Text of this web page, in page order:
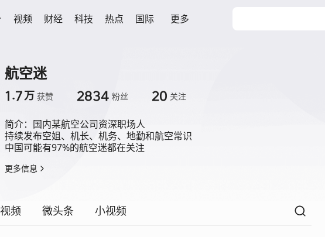
视频 财经 科技 热点 国际 更多
航空迷
1.7万 获赞 2834 粉丝 20 关注
简介： 国内某航空公司资深职场人
持续发布空姐、机长、机务、地勤和航空常识
中国可能有97%的航空迷都在关注
更多信息
视频 微头条 小视频